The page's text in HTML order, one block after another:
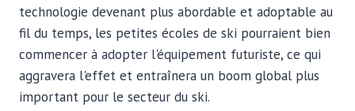
technologie devenant plus abordable et adoptable au
fil du temps, les petites écoles de ski pourraient bien
commencer à adopter l'équipement futuriste, ce qui
aggravera l'effet et entraînera un boom global plus
important pour le secteur du ski.